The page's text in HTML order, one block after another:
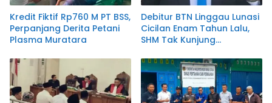
Kredit Fiktif Rp760 M PT BSS,
Perpanjang Derita Petani
Plasma Muratara
Debitur BTN Linggau Lunasi
Cicilan Enam Tahun Lalu,
SHM Tak Kunjung